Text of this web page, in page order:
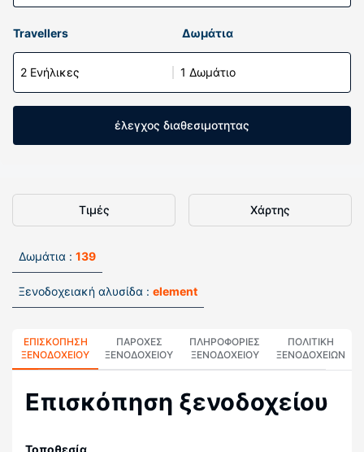
Travellers Δωμάτια
2 Ενήλικες 1 Δωμάτιο
έλεγχος διαθεσιμοτητας
Τιμές Χάρτης
Δωμάτια : 139
Ξενοδοχειακή αλυσίδα : element
ΕΠΙΣΚΌΠΗΣΗ
ΞΕΝΟΔΟΧΕΊΟΥ
ΠΑΡΟΧΕΣ
ΞΕΝΟΔΟΧΕΙΟΥ
ΠΛΗΡΟΦΟΡΊΕΣ
ΞΕΝΟΔΟΧΕΊΟΥ
ΠΟΛΙΤΙΚΗ
ΞΕΝΟΔΟΧΕΊΩΝ
Επισκόπηση ξενοδοχείου
Τοποθεσία